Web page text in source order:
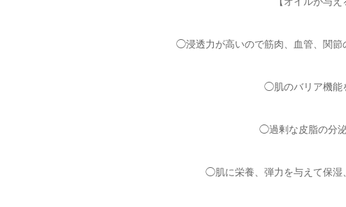
◯浸透力が高いので筋肉、血管、関節
◯肌のバリア機能
◯過剰な皮脂の分
◯肌に栄養、弾力を与えて保湿